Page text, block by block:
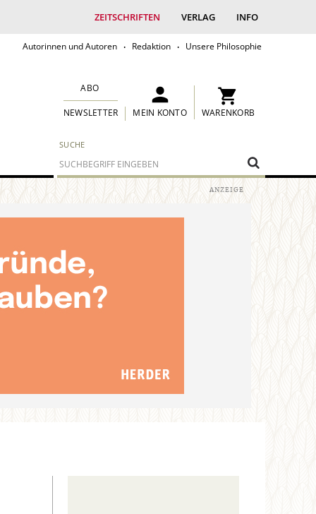
ZEITSCHRIFTEN VERLAG INFO
Autorinnen und Autoren Redaktion Unsere Philosophie
SUCHE
ABO
NEWSLETTER MEIN KONTO WARENKORB